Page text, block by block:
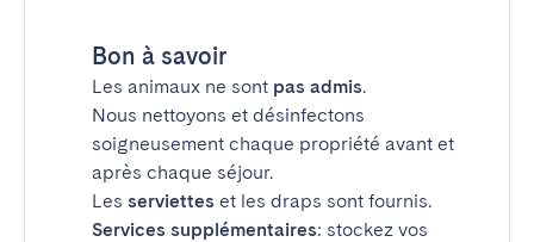
Bon à savoir
Les animaux ne sont pas admis.
Nous nettoyons et désinfectons
soigneusement chaque propriété avant et
après chaque séjour.
Les serviettes et les draps sont fournis.
Services supplémentaires: stockez vos